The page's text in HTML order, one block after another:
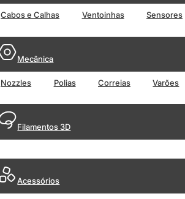
Cabos e Calhas Ventoinhas Sensores
Mecânica
Nozzles Polias Correias Varões
Filamentos 3D
Acessórios